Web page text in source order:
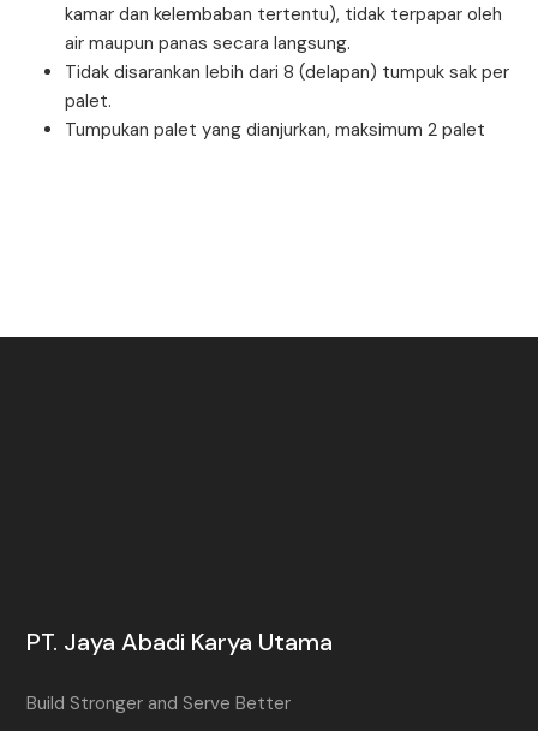
kamar dan kelembaban tertentu), tidak terpapar oleh
air maupun panas secara langsung.
Tidak disarankan lebih dari 8 (delapan) tumpuk sak per
palet.
Tumpukan palet yang dianjurkan, maksimum 2 palet
PT. Jaya Abadi Karya Utama
Build Stronger and Serve Better